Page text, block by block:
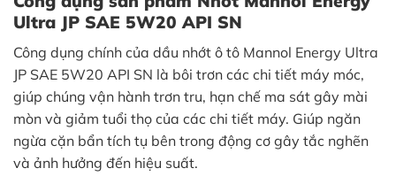
Ultra JP SAE 5W20 API SN
Công dụng chính của dầu nhớt ô tô Mannol Energy Ultra
JP SAE 5W20 API SN là bôi trơn các chi tiết máy móc,
giúp chúng vận hành trơn tru, hạn chế ma sát gây mài
mòn và giảm tuổi thọ của các chi tiết máy. Giúp ngăn
ngừa cặn bẩn tích tụ bên trong động cơ gây tắc nghẽn
và ảnh hưởng đến hiệu suất.